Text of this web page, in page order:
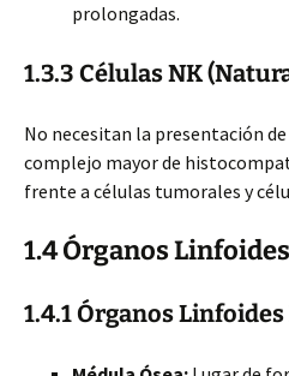
prolongadas.
1.3.3 Células NK
No necesitan la presentación
complejo mayor de
frente a células tumorales y
1.4 Órganos Linfoides
1.4.1 Órganos